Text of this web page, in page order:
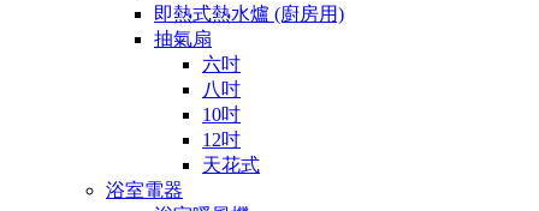
即熱式熱水爐 (廚房用)
抽氣扇
六吋
八吋
10吋
12吋
天花式
浴室電器